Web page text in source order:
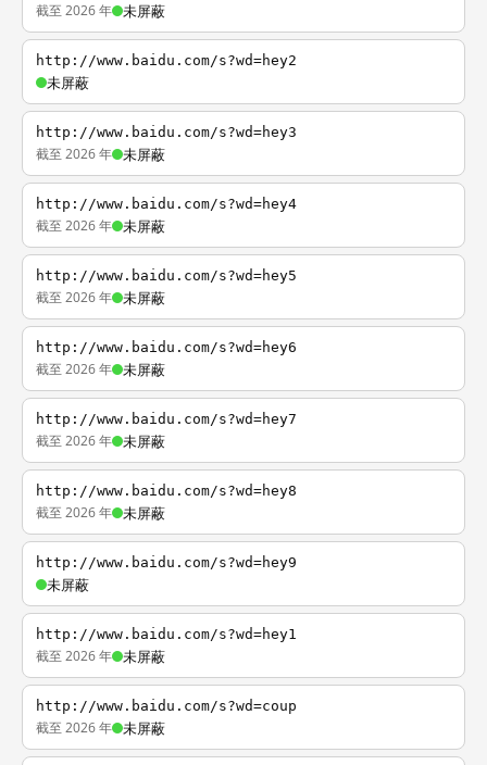
截至 2026 年 未屏蔽
http://www.baidu.com/s?wd=hey2
未屏蔽
http://www.baidu.com/s?wd=hey3
截至 2026 年 未屏蔽
http://www.baidu.com/s?wd=hey4
截至 2026 年 未屏蔽
http://www.baidu.com/s?wd=hey5
截至 2026 年 未屏蔽
http://www.baidu.com/s?wd=hey6
截至 2026 年 未屏蔽
http://www.baidu.com/s?wd=hey7
截至 2026 年 未屏蔽
http://www.baidu.com/s?wd=hey8
截至 2026 年 未屏蔽
http://www.baidu.com/s?wd=hey9
未屏蔽
http://www.baidu.com/s?wd=hey1
截至 2026 年 未屏蔽
http://www.baidu.com/s?wd=coup
截至 2026 年 未屏蔽